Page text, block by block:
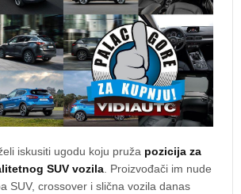
iskusiti ugodu koju pruža pozicija za
SUV vozila. Proizvođači im nude
SUV, crossover i slična vozila danas